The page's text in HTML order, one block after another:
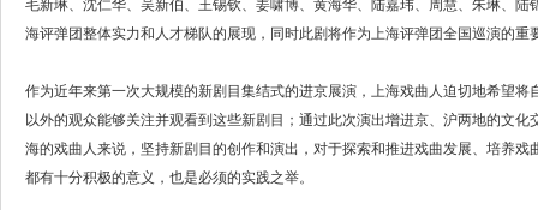
毛新琳、沈仁华、吴新伯、王锡钦、姜啸博、黄海华、陆嘉玮、周慧、朱琳、
海评弹团整体实力和人才梯队的展现，同时此剧将作为上海评弹团全国巡演的重
作为近年来第一次大规模的新剧目集结式的进京展演，上海戏曲人迫切地希望
以外的观众能够关注并观看到这些新剧目；通过此次演出增进京、沪两地的文
海的戏曲人来说，坚持新剧目的创作和演出，对于探索和推进戏曲发展、培养
都有十分积极的意义，也是必须的实践之举。